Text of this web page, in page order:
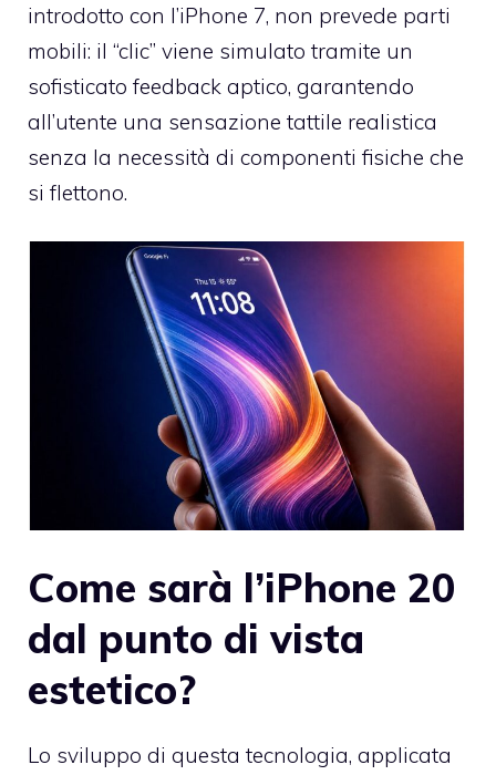
introdotto con l’iPhone 7, non prevede parti
mobili: il “clic” viene simulato tramite un
sofisticato feedback aptico, garantendo
all’utente una sensazione tattile realistica
senza la necessità di componenti fisiche che
si flettono.
Come sarà l’iPhone 20
dal punto di vista
estetico?
Lo sviluppo di questa tecnologia, applicata